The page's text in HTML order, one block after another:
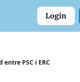
Login
PSC i ERC